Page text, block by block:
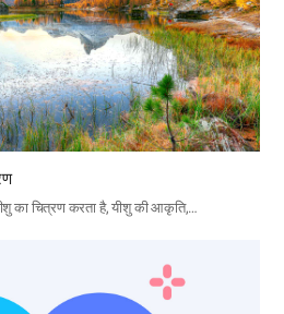
का चित्रण करता है, यीशु की आकृति,…